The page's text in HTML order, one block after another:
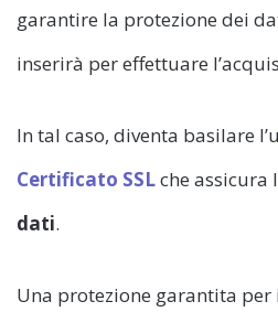
garantire la protezione dei
inserirà per effettuare
In tal caso, diventa basilare
Certificato SSLche assicura
dati.
Una protezione garantita per